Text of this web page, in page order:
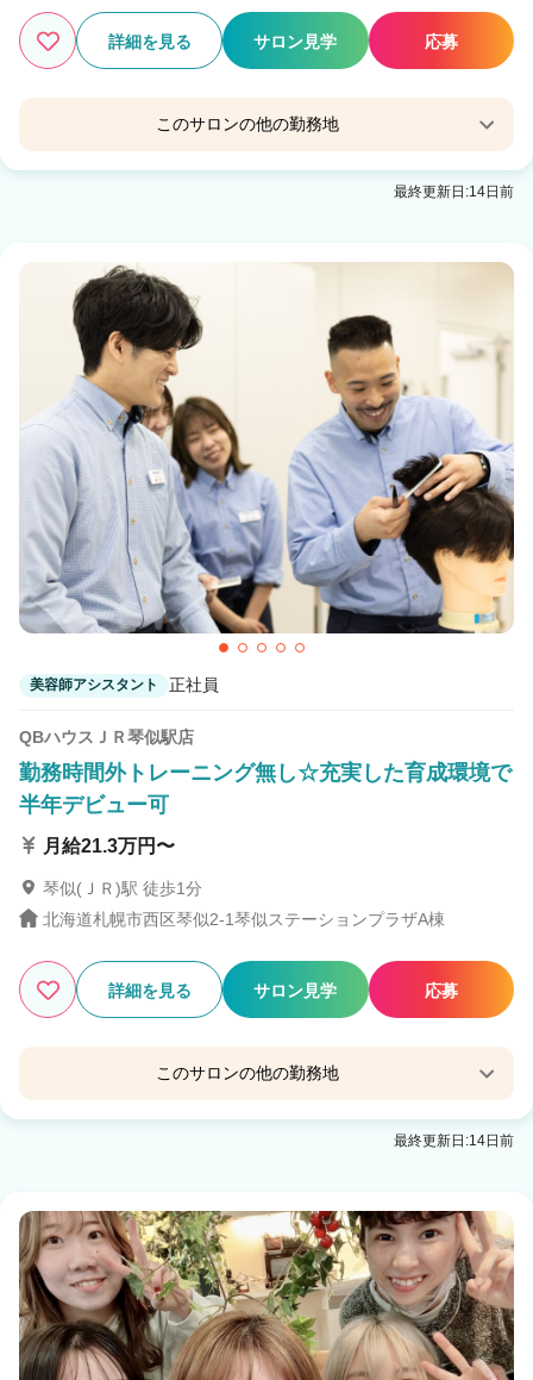
詳細を見る サロン見学 応募
このサロンの他の勤務地
N゜IL DUCA 札幌駅前店
大通駅 徒歩3分
N゜sopo 札幌
大通駅 徒歩1分
N° sopo 札幌
大通駅 徒歩3分
最終更新日:14日前
美容師アシスタント 正社員
QBハウスＪＲ琴似駅店
勤務時間外トレーニング無し☆充実した育成環境で
半年デビュー可
月給21.3万円〜
琴似(ＪＲ)駅 徒歩1分
北海道札幌市西区琴似2-1琴似ステーションプラザA棟
詳細を見る サロン見学 応募
このサロンの他の勤務地
QBハウス函館ポールスターショッピングセンター
QBハウスキャポ大谷地店
大谷地駅
QBハウスイオン札幌西町ショッピングセンター
店
発寒南駅
最終更新日:14日前